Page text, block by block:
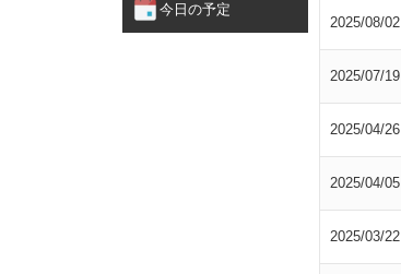
今日の予定
2025/08/02
2025/07/19
2025/04/26
2025/04/05
2025/03/22